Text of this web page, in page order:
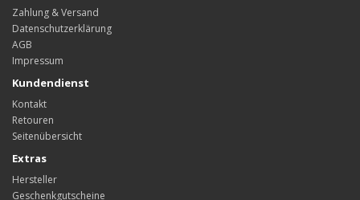
Zahlung & Versand
Datenschutzerklärung
AGB
Impressum
Kundendienst
Kontakt
Retouren
Seitenübersicht
Extras
Hersteller
Geschenkgutscheine